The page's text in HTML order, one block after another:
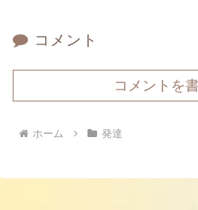
コメント
コメントを
ホーム 発達